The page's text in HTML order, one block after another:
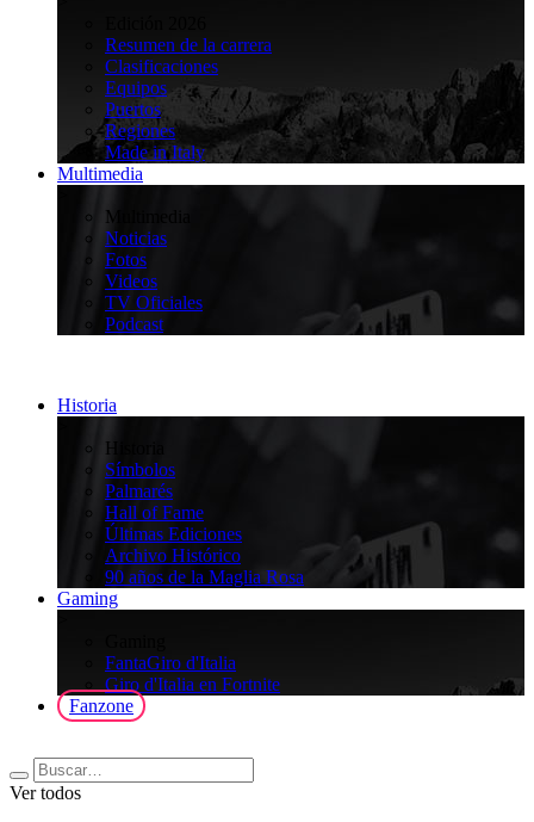
Resumen de la carrera
Clasificaciones
Equipos
Puertos
Regiones
Made in Italy
Multimedia
Multimedia
Noticias
Fotos
Videos
TV Oficiales
Podcast
Historia
Historia
Símbolos
Palmarés
Hall of Fame
Últimas Ediciones
Archivo Histórico
90 años de la Maglia Rosa
Gaming
FantaGiro d'Italia
Giro d'Italia en Fortnite
Fanzone
Ver todos